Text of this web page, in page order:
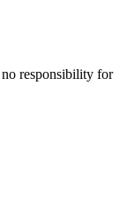
responsibility for